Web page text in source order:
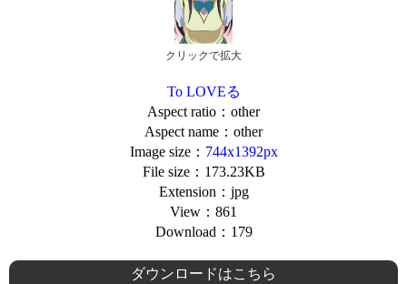
クリックで拡大
To LOVEる
Aspect ratio：other
Aspect name：other
Image size： 744x1392px
File size：173.23KB
Extension：jpg
View：861
Download：179
ダウンロードはこちら